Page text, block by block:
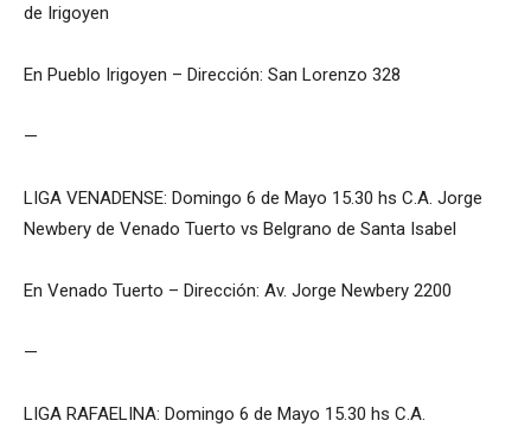
de Irigoyen
En Pueblo Irigoyen – Dirección: San Lorenzo 328
—
LIGA VENADENSE: Domingo 6 de Mayo 15.30 hs C.A. Jorge
Newbery de Venado Tuerto vs Belgrano de Santa Isabel
En Venado Tuerto – Dirección: Av. Jorge Newbery 2200
—
LIGA RAFAELINA: Domingo 6 de Mayo 15.30 hs C.A.